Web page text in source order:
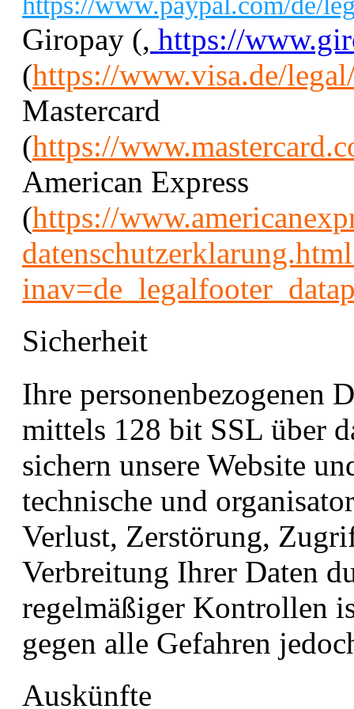
Giropay (, https://
(https://www.visa.de/
Mastercard
(https://
American Express
(https://
Sicherheit
Ihre personenbezogenen
mittels 128 bit SSL über
sichern unsere Website
technische und
Verlust, Zerstörung,
Verbreitung Ihrer Daten
regelmäßiger Kontrollen
gegen alle Gefahren
Auskünfte